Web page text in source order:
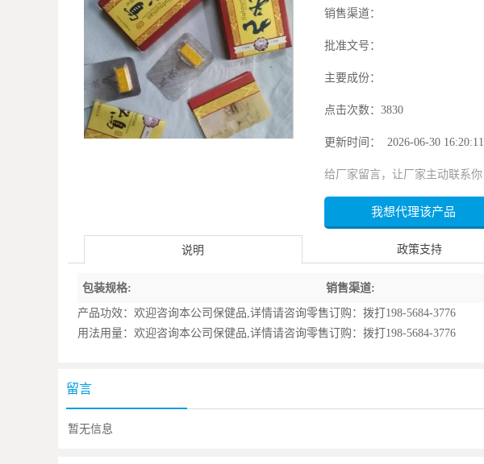
销售渠道：
批准文号：
主要成份：
点击次数：3830
更新时间： 2026-06-30 16:20:11
给厂家留言，让厂家主动联系你
说明 政策支持
包装规格: 销售渠道:
产品功效：欢迎咨询本公司保健品,详情请咨询零售订购：拨打198-5684-3776
用法用量：欢迎咨询本公司保健品,详情请咨询零售订购：拨打198-5684-3776
留言
暂无信息